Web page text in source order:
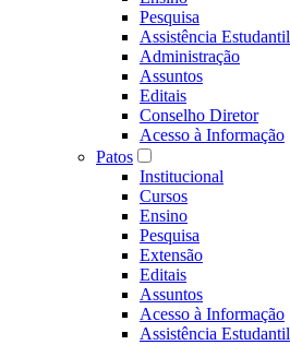
Pesquisa
Assistência Estudantil
Administração
Assuntos
Editais
Conselho Diretor
Acesso à Informação
Patos
Institucional
Cursos
Ensino
Pesquisa
Extensão
Editais
Assuntos
Acesso à Informação
Assistência Estudantil